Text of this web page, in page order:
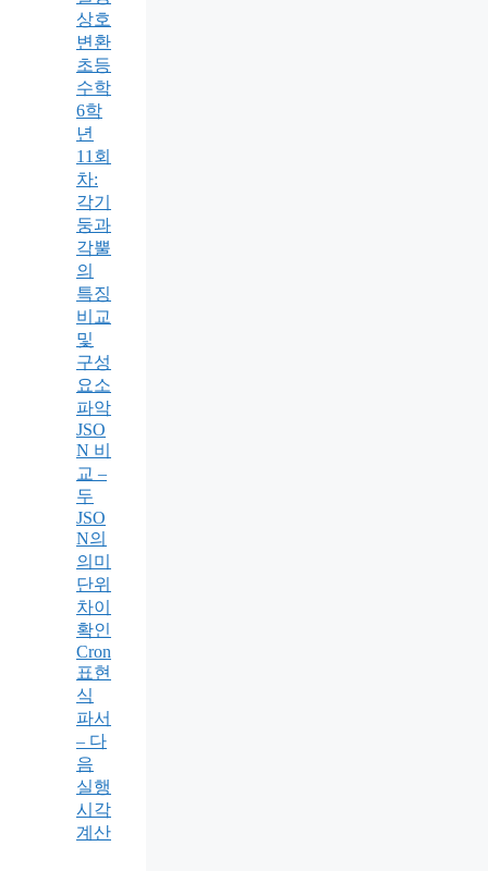
상호
변환
초등
수학
6학
년
11회
차:
각기
둥과
각뿔
의
특징
비교
및
구성
요소
파악
JSO
N 비
교 –
두
JSO
N의
의미
단위
차이
확인
Cron
표현
식
파서
– 다
음
실행
시각
계산